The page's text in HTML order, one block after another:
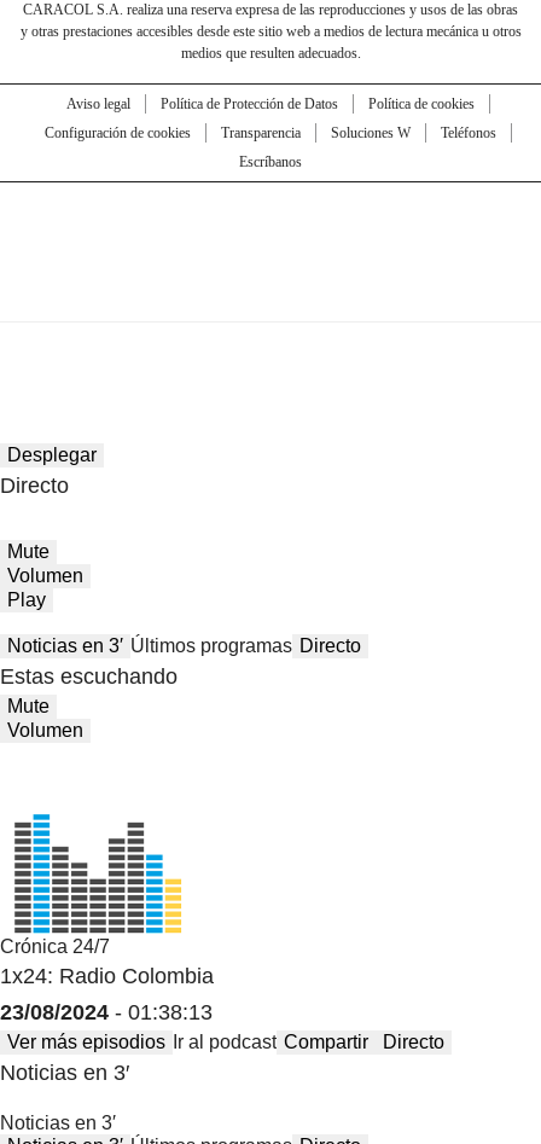
CARACOL S.A. realiza una reserva expresa de las reproducciones y usos de las obras
y otras prestaciones accesibles desde este sitio web a medios de lectura mecánica u otros
medios que resulten adecuados.
Aviso legal Política de Protección de Datos
Política de cookies
Configuración de cookies
Transparencia Soluciones W
Teléfonos
Escríbanos
Desplegar
Directo
Mute
Volumen
Play
Noticias en 3′ Últimos programas Directo
Estas escuchando
Mute
Volumen
Crónica 24/7
1x24: Radio Colombia
23/08/2024 - 01:38:13
Ver más episodios Ir al podcast Compartir Directo
Noticias en 3′
Noticias en 3′